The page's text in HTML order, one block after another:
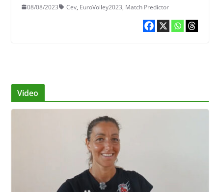
08/08/2023 Cev, EuroVolley2023, Match Predictor
Video